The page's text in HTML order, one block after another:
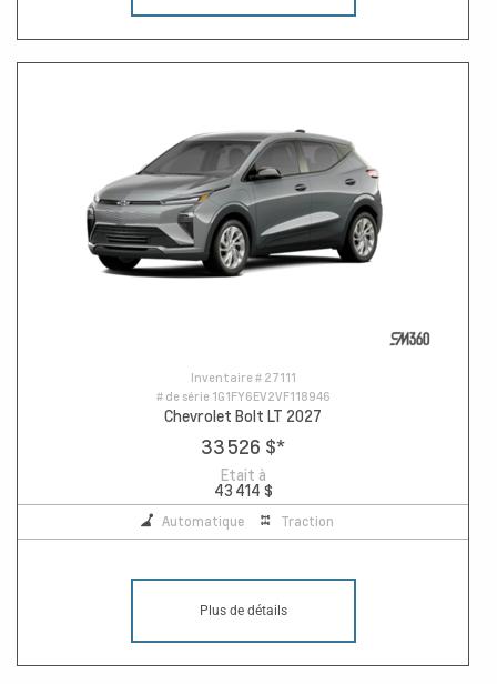
Inventaire # 27111
# de série 1G1FY6EV2VF118946
Chevrolet Bolt LT 2027
33 526 $*
Etait à
43 414 $
Automatique Traction
Plus de détails